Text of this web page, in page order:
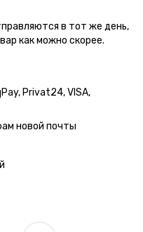
в тот же день,
как можно скорее.
Privat24, VISA,
новой почты